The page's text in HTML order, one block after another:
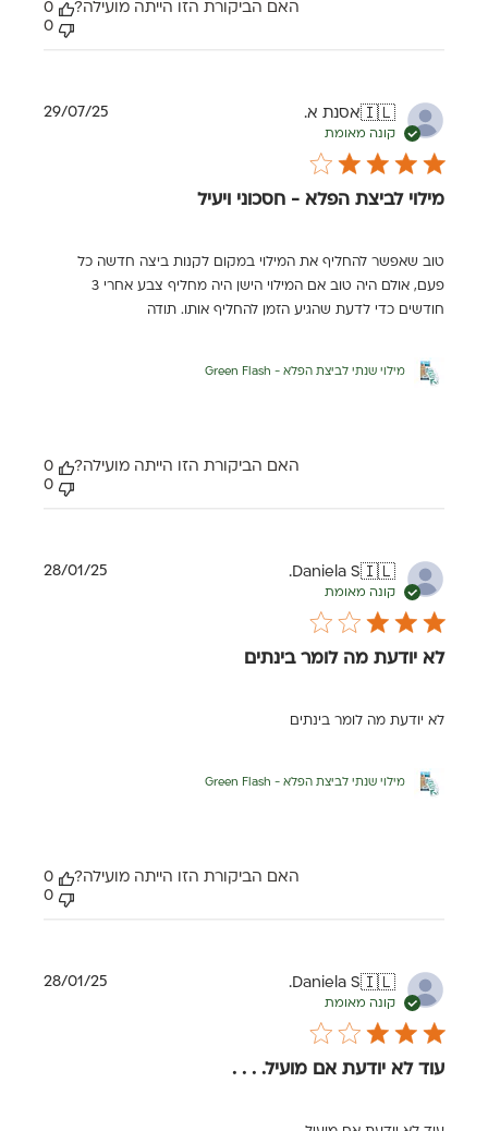
האם הביקורת הזו הייתה מועילה?
0
0
🇮🇱אסנת א.
קונה מאומת
מילוי לביצת הפלא - חסכוני ויעיל
טוב שאפשר להחליף את המילוי במקום לקנות ביצה חדשה כל
פעם, אולם היה טוב אם המילוי הישן היה מחליף צבע אחרי 3
חודשים כדי לדעת שהגיע הזמן להחליף אותו. תודה
מילוי שנתי לביצת הפלא - Green Flash
תאריך29/07/25
האם הביקורת הזו הייתה מועילה?
0
0
🇮🇱
Daniela S.
קונה מאומת
לא יודעת מה לומר בינתים
לא יודעת מה לומר בינתים
מילוי שנתי לביצת הפלא - Green Flash
תאריך28/01/25
האם הביקורת הזו הייתה מועילה?
0
0
🇮🇱
Daniela S.
קונה מאומת
עוד לא יודעת אם מועיל. . . .
תאריך28/01/25